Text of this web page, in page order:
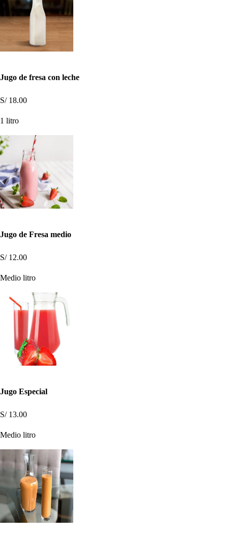
Jugo de fresa con leche
S/ 18.00
1 litro
Jugo de Fresa medio
S/ 12.00
Medio litro
Jugo Especial
S/ 13.00
Medio litro